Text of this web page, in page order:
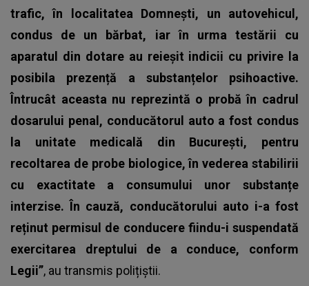
trafic, în localitatea Domnești, un autovehicul,
condus de un bărbat, iar în urma testării cu
aparatul din dotare au reieșit indicii cu privire la
posibila prezență a substanțelor psihoactive.
Întrucât aceasta nu reprezintă o probă în cadrul
dosarului penal, conducătorul auto a fost condus
la unitate medicală din București, pentru
recoltarea de probe biologice, în vederea stabilirii
cu exactitate a consumului unor substanțe
interzise. În cauză, conducătorului auto i-a fost
reținut permisul de conducere fiindu-i suspendată
exercitarea dreptului de a conduce, conform
Legii”, au transmis polițiștii.